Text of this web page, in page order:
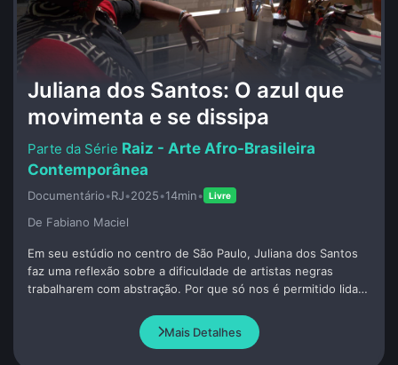
Juliana dos Santos: O azul que
movimenta e se dissipa
Raiz - Arte Afro-Brasileira
Contemporânea
Documentário•RJ•2025•14min• Livre
De Fabiano Maciel
Em seu estúdio no centro de São Paulo, Juliana dos Santos
faz uma reflexão sobre a dificuldade de artistas negras
trabalharem com abstração. Por que só nos é permitido lidar
Mais Detalhes